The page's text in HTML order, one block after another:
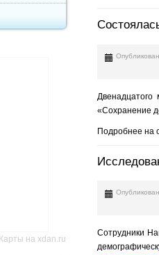
Двенадцатого
«Сохранение
Подробнее на
Сотрудники
на xdan.ru